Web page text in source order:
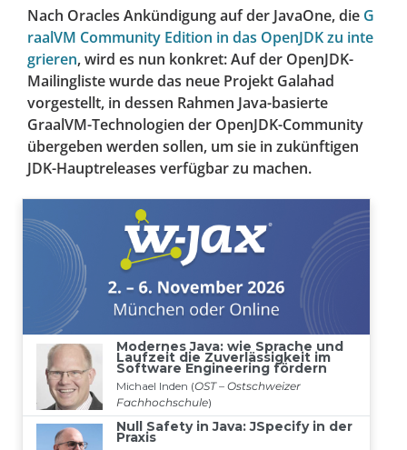
Nach Oracles Ankündigung auf der JavaOne, die G
raalVM Community Edition in das OpenJDK zu inte
grieren, wird es nun konkret: Auf der OpenJDK-
Mailingliste wurde das neue Projekt Galahad
vorgestellt, in dessen Rahmen Java-basierte
GraalVM-Technologien der OpenJDK-Community
übergeben werden sollen, um sie in zukünftigen
JDK-Hauptreleases verfügbar zu machen.